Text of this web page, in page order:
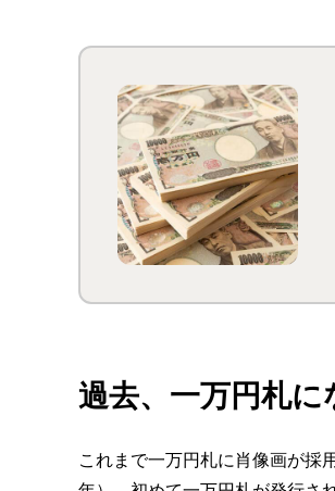
過去、一万円札に
これまで一万円札に肖像画が採